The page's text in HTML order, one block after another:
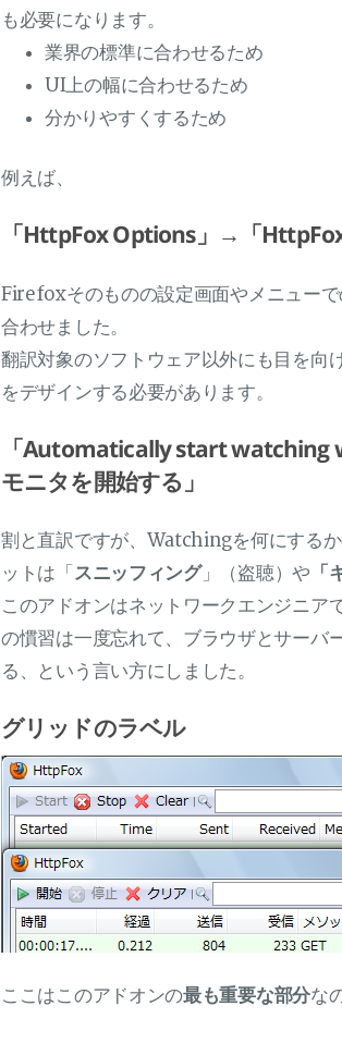
も必要になります。
業界の標準に合わせるため
UI上の幅に合わせるため
分かりやすくするため
例えば、
「HttpFox Options」→「
Firefoxそのものの設定画面やメニュー
合わせました。
翻訳対象のソフトウェア以外にも目を向
をデザインする必要があります。
「Automatically start
モニタを開始する」
割と直訳ですが、Watchingを何にする
ットは「 スニッフィング」（盗聴）や 「
このアドオンはネットワークエンジニ
の慣習は一度忘れて、ブラウザとサーバ
る、という言い方にしました。
グリッドのラベル
ここはこのアドオンの最も重要な部分な